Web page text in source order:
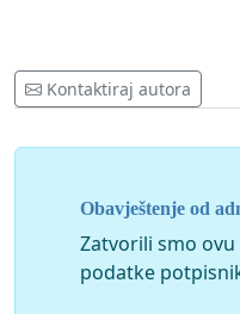
Kontaktiraj autora
Obavještenje od
Zatvorili smo
podatke